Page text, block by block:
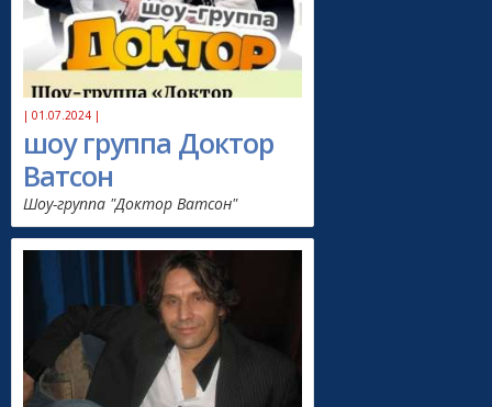
| 01.07.2024 |
шоу группа Доктор
Ватсон
Шоу-группа "Доктор Ватсон"